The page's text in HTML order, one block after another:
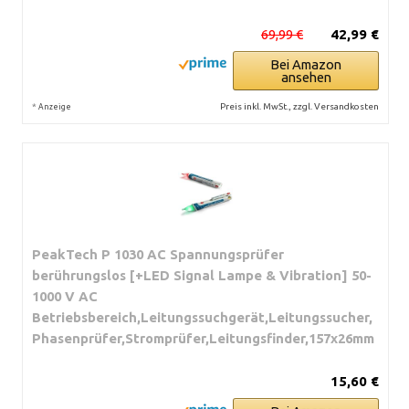
42,99 €
69,99 €
Bei Amazon
ansehen
* Anzeige Preis inkl. MwSt., zzgl. Versandkosten
PeakTech P 1030 AC Spannungsprüfer
berührungslos [+LED Signal Lampe & Vibration] 50-
1000 V AC
Betriebsbereich,Leitungssuchgerät,Leitungssucher,
Phasenprüfer,Stromprüfer,Leitungsfinder,157x26mm
15,60 €